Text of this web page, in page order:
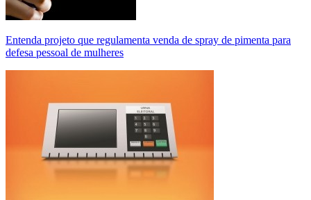
Entenda projeto que regulamenta venda de spray de pimenta para
defesa pessoal de mulheres